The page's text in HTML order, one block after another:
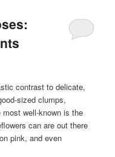
contrast to delicate,
sized clumps,
most well-known is the
can are out there
pink, and even